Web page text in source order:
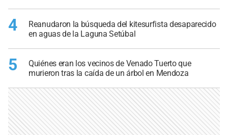
4
Reanudaron la búsqueda del kitesurfista desaparecido
en aguas de la Laguna Setúbal
5
Quiénes eran los vecinos de Venado Tuerto que
murieron tras la caída de un árbol en Mendoza